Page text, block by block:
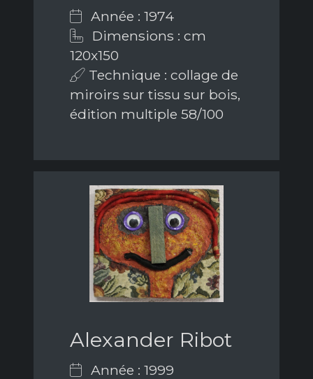
Année : 1974
Dimensions : cm
120x150
Technique : collage de
miroirs sur tissu sur bois,
édition multiple 58/100
Alexander Ribot
Année : 1999